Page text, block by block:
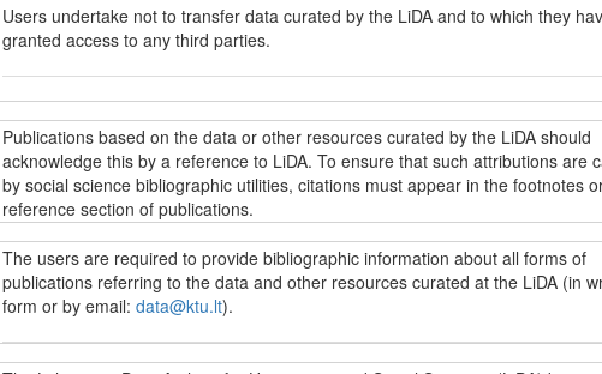
Duomenys yra prieinami LiDA Dataverse talpyklos vartotojams pagal
Commons“ 4.0 priskyrimo ir analogiško platinimo tarptautinės viešosios
BY-SA 4.0)sąlygas, jei nenumatyta kitaip. Jei norima naudoti kitaip
duomenis, reikia kreiptis dėl galimybės naudotis konkrečiais duomenimis
paštu:data@ktu.lt). Nepriklausomai nuo prieigos prie duomenų apribojimų, visi
norintieji gali peržiūrėti ir naudoti visų LiDA Dataverse talpykloje saugomų
aprašus (metaduomenis, įskaitant lauko darbų vykdymo medžiagą, tyrimo
instrumentus bei kitą su duomenų surinkimu susijusią informaciją) ir kitą
pagal„Creative Commons“ 4.0 priskyrimo ir analogiško platinimo tarptautinę
licenciją (CC BY-SA 4.0).
unintentional disregard for this obligation may incur liability under applicable
protection laws.
pradėdami naudotis konkrečiais duomenimis, vartotojai privalo sutikti su
konfidencialumo deklaracija. Konfidencialumo deklaracijoje LiDA Dataverse
duomenų vartotojai įpareigojami saugoti bet kokios informacijos, prie kurios
suteikiama prieiga, konfidencialumą, jei ši informacija leistų identifikuoti
asmenis. Įspėjama, kad sąmoningas ar nesąmoningas šio pasižadėjimo
užtraukia atitinkamą atsakomybę pagal galiojančius duomenų apsaugos teisės
Users undertake not to transfer data curated by the LiDA and to which they
granted access to any third parties.
prieiga, trečiosioms šalims.
Publications based on the data or other resources curated by the LiDA should
acknowledge this by a reference to LiDA. To ensure that such attributions are
by social science bibliographic utilities, citations must appear in the footnotes
reference section of publications.
Publikacijose, parengtose LiDA saugomų duomenų išteklių pagrindu, turi būti
LiDA išnašose ar literatūros sąraše į naudojamus išteklius. Šiuo reikalavimu
The users are required to provide bibliographic information about all forms of
publications referring to the data and other resources curated at the LiDA (in
form or by email: data@ktu.lt).